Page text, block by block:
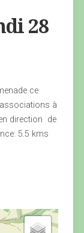
28
ce
à
direction de
5.5 kms